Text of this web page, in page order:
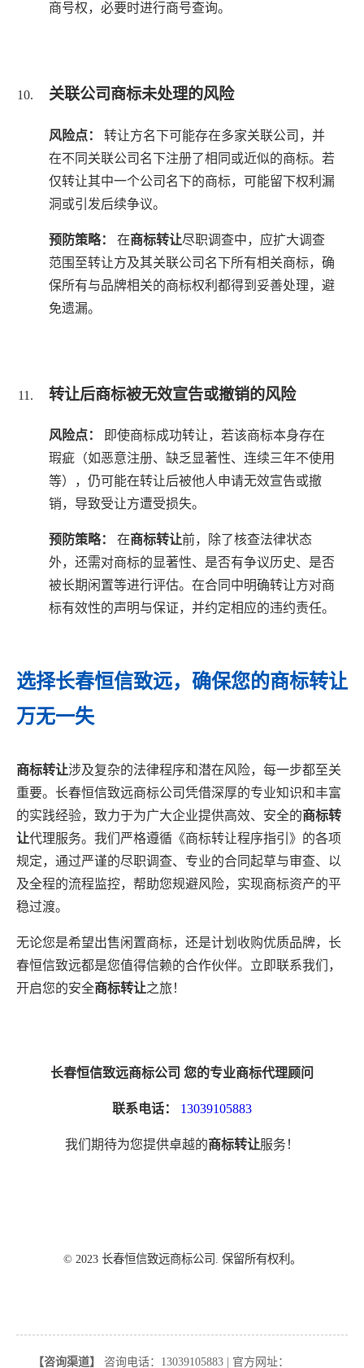
商号权，必要时进行商号查询。
关联公司商标未处理的风险
风险点：
转让方名下可能存在多家关联公司，并
在不同关联公司名下注册了相同或近似的商标。若
仅转让其中一个公司名下的商标，可能留下权利漏
洞或引发后续争议。
预防策略： 在商标转让尽职调查中，应扩大调查
范围至转让方及其关联公司名下所有相关商标，确
保所有与品牌相关的商标权利都得到妥善处理，避
免遗漏。
转让后商标被无效宣告或撤销的风险
风险点：
即使商标成功转让，若该商标本身存在
瑕疵（如恶意注册、缺乏显著性、连续三年不使用
等），仍可能在转让后被他人申请无效宣告或撤
销，导致受让方遭受损失。
预防策略： 在商标转让前，除了核查法律状态
外，还需对商标的显著性、是否有争议历史、是否
被长期闲置等进行评估。在合同中明确转让方对商
标有效性的声明与保证，并约定相应的违约责任。
选择长春恒信致远，确保您的商标转让
万无一失
商标转让涉及复杂的法律程序和潜在风险，每一步都至关
重要。长春恒信致远商标公司凭借深厚的专业知识和丰富
的实践经验，致力于为广大企业提供高效、安全的商标转
让代理服务。我们严格遵循《商标转让程序指引》的各项
规定，通过严谨的尽职调查、专业的合同起草与审查、以
及全程的流程监控，帮助您规避风险，实现商标资产的平
稳过渡。
无论您是希望出售闲置商标，还是计划收购优质品牌，长
春恒信致远都是您值得信赖的合作伙伴。立即联系我们，
开启您的安全商标转让之旅！
长春恒信致远商标公司 您的专业商标代理顾问
联系电话： 13039105883
我们期待为您提供卓越的商标转让服务！
© 2023 长春恒信致远商标公司. 保留所有权利。
【咨询渠道】 咨询电话：13039105883 | 官方网址：